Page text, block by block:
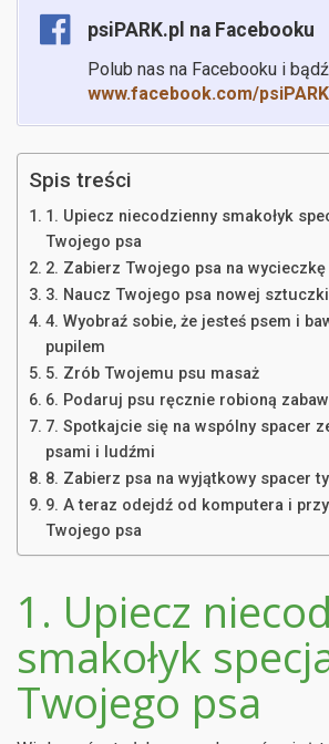
psiPARK.pl na Facebooku
Polub nas na Facebooku i
www.facebook.com/
Spis treści
1. Upiecz niecodzienny smakołyk
Twojego psa
2. Zabierz Twojego psa na
3. Naucz Twojego psa nowej sztuczki
4. Wyobraź sobie, że jesteś psem i
pupilem
5. Zrób Twojemu psu masaż
6. Podaruj psu ręcznie robioną
7. Spotkajcie się na wspólny spacer
psami i ludźmi
8. Zabierz psa na wyjątkowy spacer
9. A teraz odejdź od komputera i
Twojego psa
1. Upiecz
smakołyk
Twojego psa